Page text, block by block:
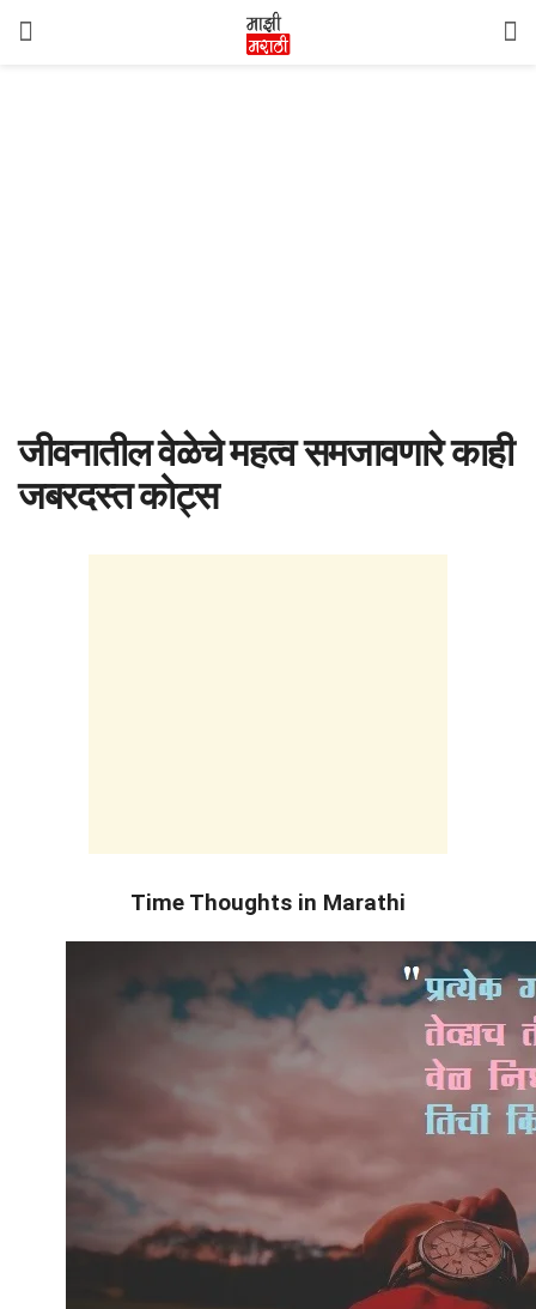
जीवनातील वेळेचे महत्व समजावणारे काही
जबरदस्त कोट्स
Time Thoughts in Marathi